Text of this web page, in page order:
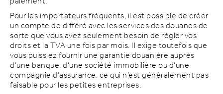
Pour les importateurs fréquents, il est possible de créer
un compte de différé avec les services des douanes de
sorte que vous avez seulement besoin de régler vos
droits et la TVA une fois par mois. Il exige toutefois que
vous puissiez fournir une garantie douanière auprès
d’une banque, d’une société immobilière ou d’une
compagnie d’assurance, ce qui n’est généralement pas
faisable pour les petites entreprises.